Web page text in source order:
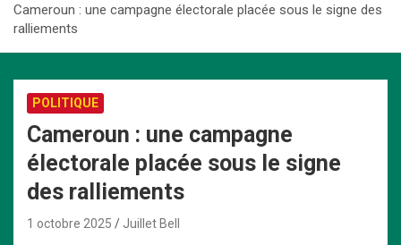
Cameroun : une campagne électorale placée sous le signe des
ralliements
POLITIQUE
Cameroun : une campagne
électorale placée sous le signe
des ralliements
1 octobre 2025 Juillet Bell